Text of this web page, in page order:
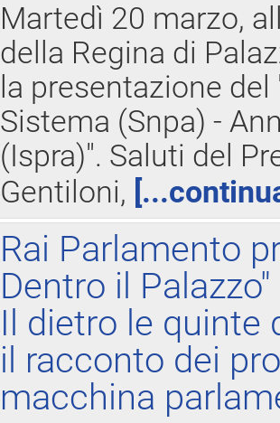
Martedì 20 marzo,
della Regina di
la presentazione
Sistema (Snpa) -
(Ispra)". Saluti del
Gentiloni,
Rai Parlamento
Dentro il Palazzo"
Il dietro le quinte
il racconto dei
macchina